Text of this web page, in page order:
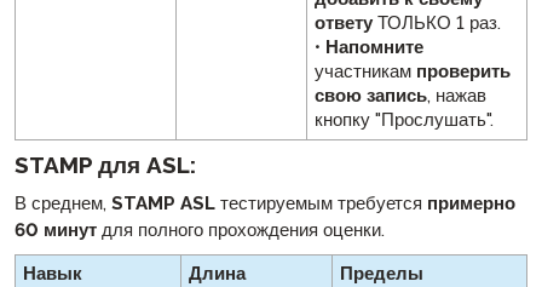
ответу ТОЛЬКО 1 раз.
• Напомните
участникам проверить
свою запись, нажав
кнопку "Прослушать".
STAMP для ASL:
В среднем, STAMP ASL тестируемым требуется примерно
60 минут для полного прохождения оценки.
Навык Длина Пределы